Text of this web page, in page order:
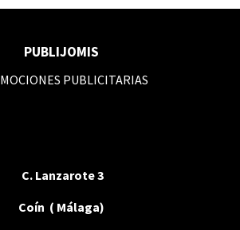
PUBLIJOMIS
PUBLICITARIAS
C. Lanzarote 3
Coín ( Málaga)